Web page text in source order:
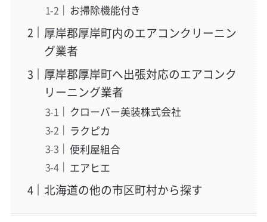
お掃除機能付き
厚岸郡厚岸町内のエアコンクリーニン
グ業者
厚岸郡厚岸町へ出張対応のエアコンク
リーニング業者
クローバー美装株式会社
ラクピカ
便利屋組合
エアヒエ
北海道の他の市区町村から探す